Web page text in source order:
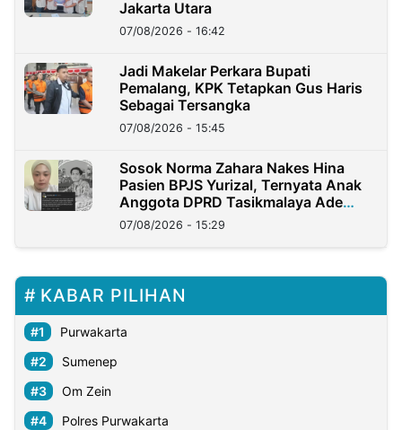
Jakarta Utara
07/08/2026 - 16:42
Jadi Makelar Perkara Bupati
Pemalang, KPK Tetapkan Gus Haris
Sebagai Tersangka
07/08/2026 - 15:45
Sosok Norma Zahara Nakes Hina
Pasien BPJS Yurizal, Ternyata Anak
Anggota DPRD Tasikmalaya Ade
Lukman
07/08/2026 - 15:29
KABAR PILIHAN
Purwakarta
Sumenep
Om Zein
Polres Purwakarta